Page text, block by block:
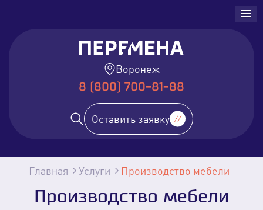
Воронеж
8 (800) 700-81-88
Оставить заявку
Главная Услуги Производство мебели
Производство мебели